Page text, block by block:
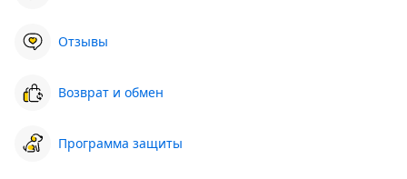
Отзывы
Возврат и обмен
Программа защиты